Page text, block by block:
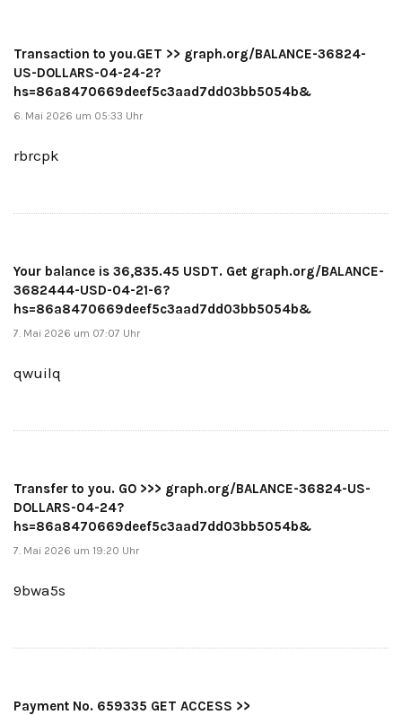
Transaction to you.GET >> graph.org/BALANCE-36824-
US-DOLLARS-04-24-2?
hs=86a8470669deef5c3aad7dd03bb5054b&
6. Mai 2026 um 05:33 Uhr
rbrcpk
Your balance is 36,835.45 USDT. Get graph.org/BALANCE-
3682444-USD-04-21-6?
hs=86a8470669deef5c3aad7dd03bb5054b&
7. Mai 2026 um 07:07 Uhr
qwuilq
Transfer to you. GO >>> graph.org/BALANCE-36824-US-
DOLLARS-04-24?
hs=86a8470669deef5c3aad7dd03bb5054b&
7. Mai 2026 um 19:20 Uhr
9bwa5s
Payment No. 659335 GET ACCESS >>